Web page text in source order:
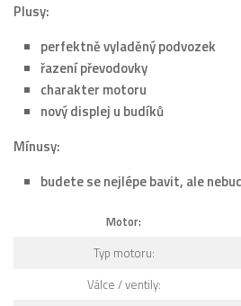
Plusy:
perfektně vyladěný podvozek
řazení převodovky
charakter motoru
nový displej u budíků
Mínusy:
budete se nejlépe bavit, ale
Motor:
Typ motoru:
Válce / ventily: